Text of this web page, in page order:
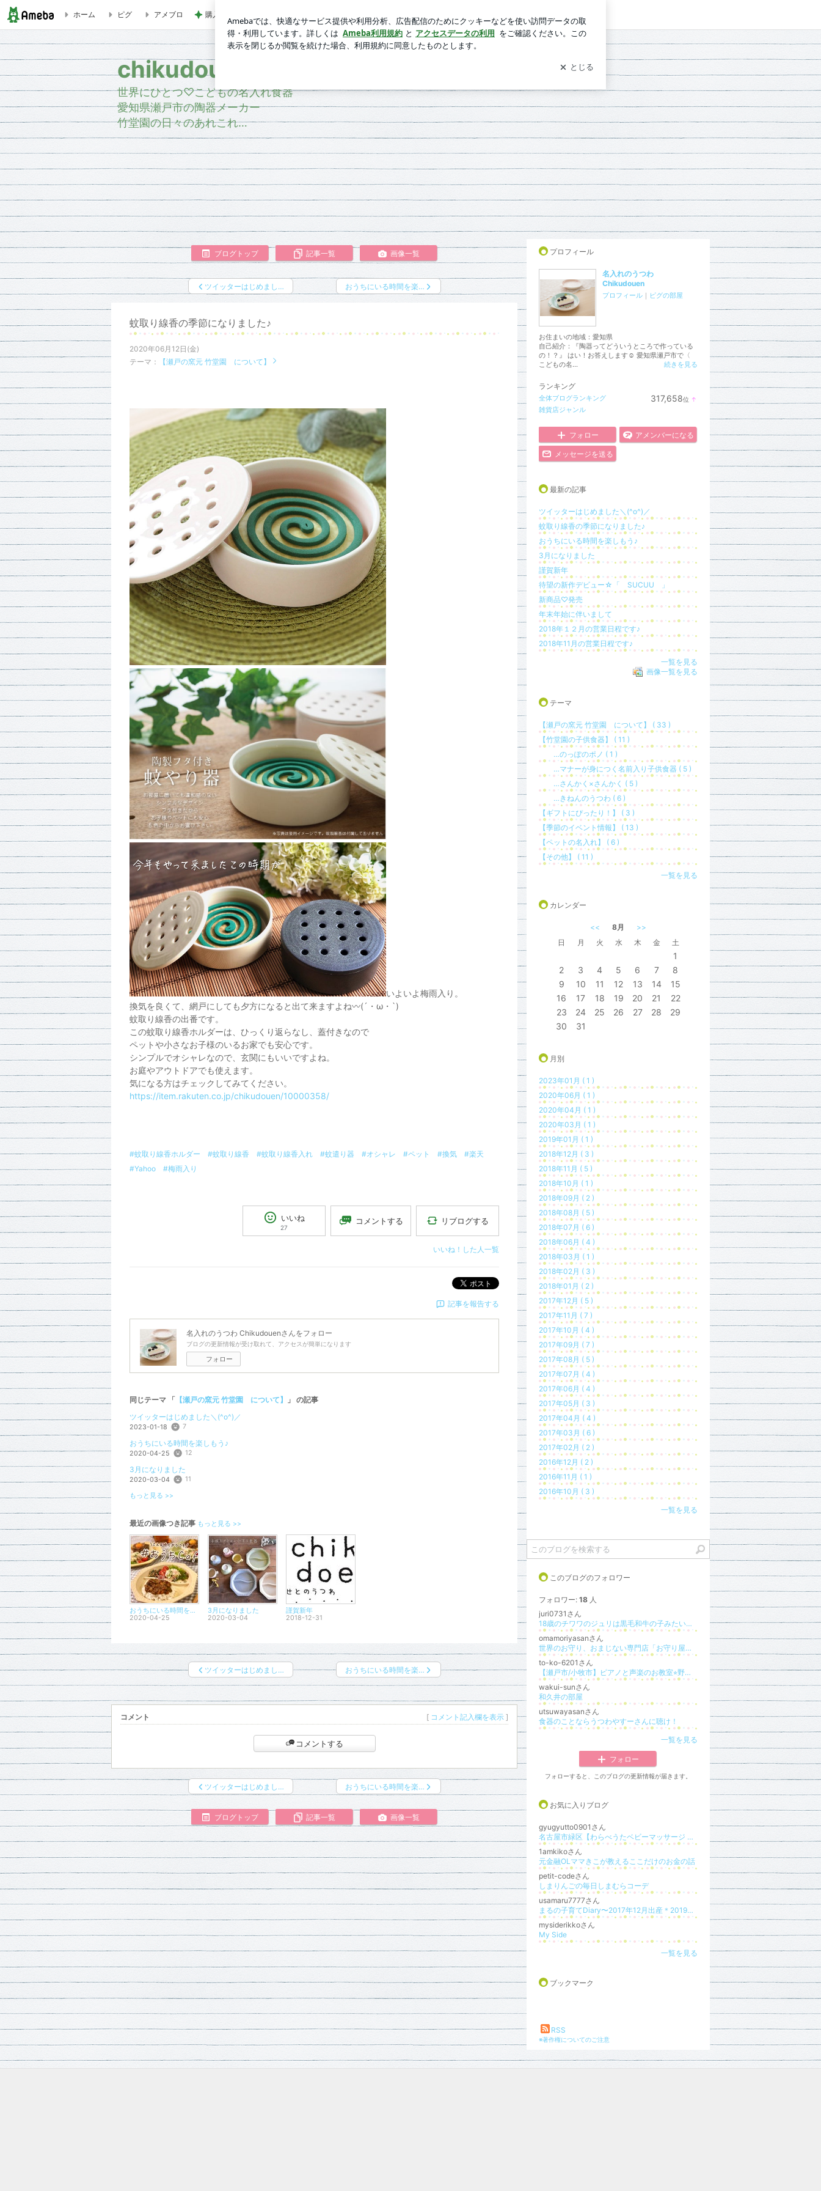
ホーム ピグ アメブロ 購入して大正解だった異素材トップス 新規登録 ログイン
chikudouen
世界にひとつ♡こどもの名入れ食器
愛知県瀬戸市の陶器メーカー
竹堂園の日々のあれこれ…
ブログトップ 記事一覧 画像一覧
ツイッターはじめまし… おうちにいる時間を楽…
蚊取り線香の季節になりました♪
2020年06月12日(金)
テーマ：
【瀬戸の窯元 竹堂園 について】
いよいよ梅雨入り。
換気を良くて、網戸にしても夕方になると出て来ますよね〰(´・ω・`)
蚊取り線香の出番です。
この蚊取り線香ホルダーは、ひっくり返らなし、蓋付きなので
ペットや小さなお子様のいるお家でも安心です。
シンプルでオシャレなので、玄関にもいいですよね。
お庭やアウトドアでも使えます。
気になる方はチェックしてみてください。
https://item.rakuten.co.jp/chikudouen/10000358/
#蚊取り線香ホルダー #蚊取り線香 #蚊取り線香入れ #蚊遣り器 #オシャレ #ペット #換気
#楽天
#Yahoo
#梅雨入り
いいね
27
コメントする リブログする
いいね！した人一覧
ポスト
記事を報告する
名入れのうつわ Chikudouenさんをフォロー
ブログの更新情報が受け取れて、アクセスが簡単になります
フォロー
同じテーマ 「 【瀬戸の窯元 竹堂園 について】
」 の記事
ツイッターはじめました＼(^o^)／
2023-01-18 7
おうちにいる時間を楽しもう♪
2020-04-25 12
3月になりました
2020-03-04 11
もっと見る >>
最近の画像つき記事 もっと見る >>
おうちにいる時間を楽しもう♪
2020-04-25
3月になりました
2020-03-04
謹賀新年
2018-12-31
ツイッターはじめまし… おうちにいる時間を楽…
[ コメント記入欄を表示 ]
コメント
コメントする
ツイッターはじめまし… おうちにいる時間を楽…
ブログトップ 記事一覧 画像一覧
プロフィール
名入れのうつわ
Chikudouen
プロフィール ｜ ピグの部屋
お住まいの地域： 愛知県
自己紹介：『陶器ってどういうところで作っている
の！？』 はい！お答えします☺︎ 愛知県瀬戸市で〈
こどもの名...
続きを見る
ランキング
全体ブログランキング 317,658位 ↑
雑貨店ジャンル
フォロー アメンバーになる
メッセージを送る
最新の記事
ツイッターはじめました＼(^o^)／
蚊取り線香の季節になりました♪
おうちにいる時間を楽しもう♪
3月になりました
謹賀新年
待望の新作デビュー☆「 SUCUU 」
新商品♡発売
年末年始に伴いまして
2018年１２月の営業日程です♪
2018年11月の営業日程です♪
一覧を見る
画像一覧を見る
テーマ
【瀬戸の窯元 竹堂園 について】 ( 33 )
【竹堂園の子供食器】 ( 11 )
…のっぽのポノ ( 1 )
…マナーが身につく名前入り子供食器 ( 5 )
…さんかく×さんかく ( 5 )
…きねんのうつわ ( 6 )
【ギフトにぴったり！】 ( 3 )
【季節のイベント情報】 ( 13 )
【ペットの名入れ】 ( 6 )
【その他】 ( 11 )
一覧を見る
カレンダー
<< 8月
>>
日
月 火 水 木 金 土
1
2
3 4 5 6 7
8
9
10 11 12 13 14
15
16
17 18 19 20 21
22
23
24 25 26 27 28
29
30
31
月別
2023年01月 ( 1 )
2020年06月 ( 1 )
2020年04月 ( 1 )
2020年03月 ( 1 )
2019年01月 ( 1 )
2018年12月 ( 3 )
2018年11月 ( 5 )
2018年10月 ( 1 )
2018年09月 ( 2 )
2018年08月 ( 5 )
2018年07月 ( 6 )
2018年06月 ( 4 )
2018年03月 ( 1 )
2018年02月 ( 3 )
2018年01月 ( 2 )
2017年12月 ( 5 )
2017年11月 ( 7 )
2017年10月 ( 4 )
2017年09月 ( 7 )
2017年08月 ( 5 )
2017年07月 ( 4 )
2017年06月 ( 4 )
2017年05月 ( 3 )
2017年04月 ( 4 )
2017年03月 ( 6 )
2017年02月 ( 2 )
2016年12月 ( 2 )
2016年11月 ( 1 )
2016年10月 ( 3 )
一覧を見る
このブログのフォロワー
フォロワー: 18 人
juri0731さん
18歳のチワワのジュリは黒毛和牛の子みたい？に黒いのね。
omamoriyasanさん
世界のお守り、おまじない専門店「お守り屋さん」公式ブログ
to-ko-6201さん
【瀬戸市/小牧市】ピアノと声楽のお教室⭐︎野村知子のマイペース活動記！
wakui-sunさん
和久井の部屋
utsuwayasanさん
食器のことならうつわやすーさんに聴け！
一覧を見る
フォロー
フォローすると、このブログの更新情報が届きます。
お気に入りブログ
gyugyutto0901さん
名古屋市緑区【わらべうたベビーマッサージ ぎゅぎゅっと*】
1amkikoさん
元金融OLママきこが教えるここだけのお金の話
petit-codeさん
しまりんごの毎日しまむらコーデ
usamaru7777さん
まるの子育てDiary〜2017年12月出産＊2019年9月出産〜
mysiderikkoさん
My Side
一覧を見る
ブックマーク
RSS
※著作権についてのご注意